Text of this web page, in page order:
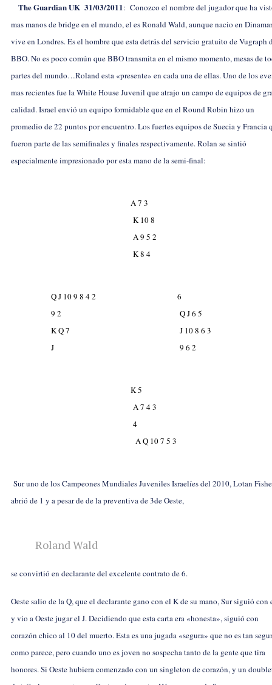
The Guardian UK 31/03/2011: Conozco el nombre del jugador que ha
mas manos de bridge en el mundo, el es Ronald Wald, aunque nacio en
vive en Londres. Es el hombre que esta detrás del servicio gratuito de Vugraph
BBO. No es poco común que BBO transmita en el mismo momento, mesas de
partes del mundo…Roland esta «presente» en cada una de ellas. Uno de los
mas recientes fue la White House Juvenil que atrajo un campo de equipos de
calidad. Israel envió un equipo formidable que en el Round Robin hizo un
promedio de 22 puntos por encuentro. Los fuertes equipos de Suecia y Francia
fueron parte de las semifinales y finales respectivamente. Rolan se sintió
especialmente impresionado por esta mano de la semi-final:
A 7 3
K 10 8
A 9 5 2
K 8 4
Q J 10 9 8 4 2
9 2
K Q 7
J
6
Q J 6 5
J 10 8 6 3
9 6 2
K 5
A 7 4 3
4
A Q 10 7 5 3
Sur uno de los Campeones Mundiales Juveniles Israelíes del 2010, Lotan
abrió de 1 y a pesar de de la preventiva de 3de Oeste,
Roland Wald
se convirtió en declarante del excelente contrato de 6.
Oeste salio de la Q, que el declarante gano con el K de su mano, Sur siguió con
y vio a Oeste jugar el J. Decidiendo que esta carta era «honesta», siguió con
corazón chico al 10 del muerto. Esta es una jugada «segura» que no es tan
como parece, pero cuando uno es joven no sospecha tanto de la gente que tira
honores. Si Oeste hubiera comenzado con un singleton de corazón, y un